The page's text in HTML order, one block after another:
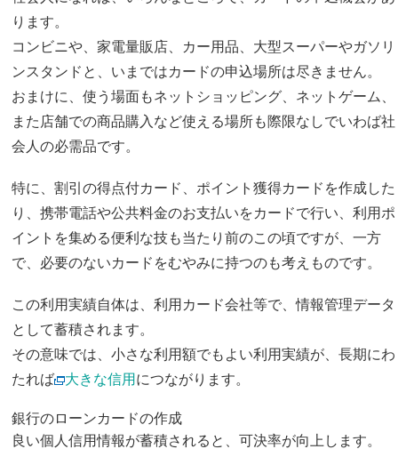
ります。
コンビニや、家電量販店、カー用品、大型スーパーやガソリ
ンスタンドと、いまではカードの申込場所は尽きません。
おまけに、使う場面もネットショッピング、ネットゲーム、
また店舗での商品購入など使える場所も際限なしでいわば社
会人の必需品です。
特に、割引の得点付カード、ポイント獲得カードを作成した
り、携帯電話や公共料金のお支払いをカードで行い、利用ポ
イントを集める便利な技も当たり前のこの頃ですが、一方
で、必要のないカードをむやみに持つのも考えものです。
この利用実績自体は、利用カード会社等で、情報管理データ
として蓄積されます。
その意味では、小さな利用額でもよい利用実績が、長期にわ
たれば
大きな信用 につながります。
銀行のローンカードの作成
良い個人信用情報が蓄積されると、可決率が向上します。